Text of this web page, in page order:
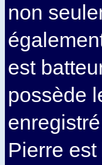
non
est
possède
Pierre